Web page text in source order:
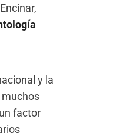
y la
factor